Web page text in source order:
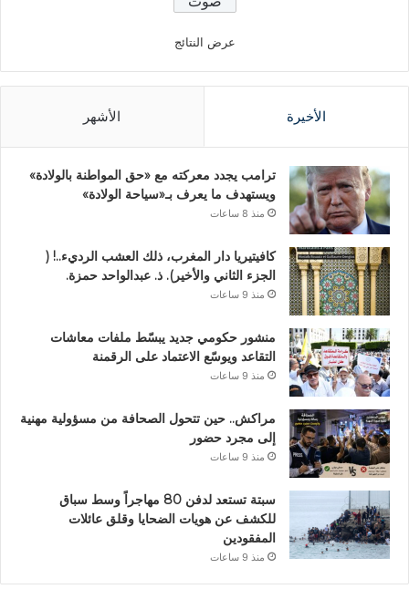
عرض النتائج
الأخيرة الأشهر
ترامب يجدد معركته مع «حق المواطنة بالولادة»
ويستهدف ما يعرف بـ«سياحة الولادة»
منذ 8 ساعات
كافيتيريا دار المغرب، ذلك العشب الرديء..! (
الجزء الثاني والأخير). ذ. عبدالواحد حمزة.
منذ 9 ساعات
منشور حكومي جديد يبسّط ملفات معاشات
التقاعد ويوسّع الاعتماد على الرقمنة
منذ 9 ساعات
مراكش.. حين تتحول الصحافة من مسؤولية مهنية
إلى مجرد حضور
منذ 9 ساعات
سبتة تستعد لدفن 80 مهاجراً وسط سباق
للكشف عن هويات الضحايا وقلق عائلات
المفقودين
منذ 9 ساعات